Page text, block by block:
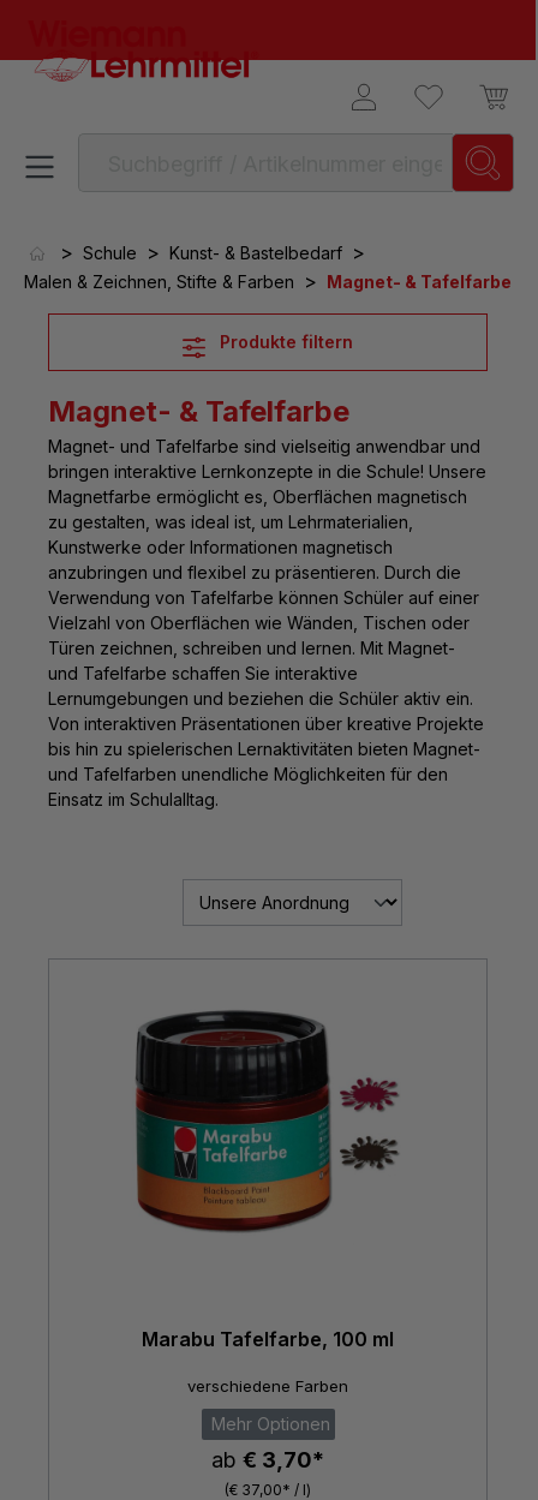
> Schule > Kunst- & Bastelbedarf >
Malen & Zeichnen, Stifte & Farben > Magnet- & Tafelfarbe
Produkte filtern
Magnet- & Tafelfarbe
Magnet- und Tafelfarbe sind vielseitig anwendbar und
bringen interaktive Lernkonzepte in die Schule! Unsere
Magnetfarbe ermöglicht es, Oberflächen magnetisch
zu gestalten, was ideal ist, um Lehrmaterialien,
Kunstwerke oder Informationen magnetisch
anzubringen und flexibel zu präsentieren. Durch die
Verwendung von Tafelfarbe können Schüler auf einer
Vielzahl von Oberflächen wie Wänden, Tischen oder
Türen zeichnen, schreiben und lernen. Mit Magnet-
und Tafelfarbe schaffen Sie interaktive
Lernumgebungen und beziehen die Schüler aktiv ein.
Von interaktiven Präsentationen über kreative Projekte
bis hin zu spielerischen Lernaktivitäten bieten Magnet-
und Tafelfarben unendliche Möglichkeiten für den
Einsatz im Schulalltag.
Marabu Tafelfarbe, 100 ml
verschiedene Farben
Mehr Optionen
ab € 3,70*
(€ 37,00* / l)